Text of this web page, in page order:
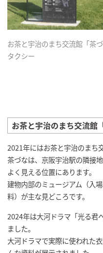
お茶と宇治のまち交流館「
タクシー
お茶と宇治のまち交流館
2021年にはお茶と宇治のまち
茶づなは、京阪宇治駅の隣接
よく見える位置にあります。
建物内部のミュージアム（入
料）が主な見どころです。
2024年は大河ドラマ「光る君
ました。
大河ドラマで実際に使われた